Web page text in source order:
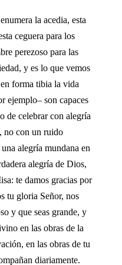
la acedia, esta
ceguera para los
perezoso para las
y es lo que vemos
forma tibia la vida
ejemplo– son capaces
de celebrar con alegría
no con un ruido
alegría mundana en
alegría de Dios,
te damos gracias por
tu gloria Señor, nos
y que seas grande, y
en las obras de la
en las obras de tu
diariamente.